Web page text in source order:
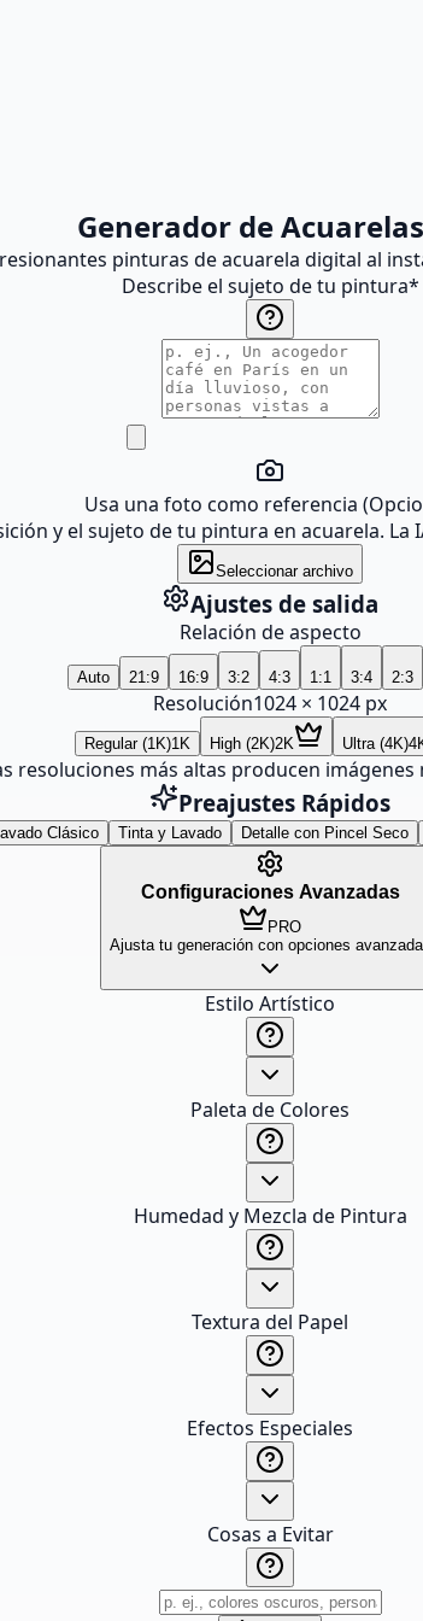
Generador de
pinturas de acuarela digital al
Describe el sujeto de tu pintura*
Usa una foto como referencia
y el sujeto de tu pintura en acuarela.
Seleccionar archivo
Ajustes de salida
Relación de aspecto
Auto 21:9 16:9 3:2 4:3 1:1 3:4 2:3
Resolución1024 × 1024 px
Regular (1K)1K High (2K)2K Ultra (4K)
resoluciones más altas producen imágenes
Preajustes Rápidos
Clásico Tinta y Lavado Detalle con Pincel Seco
Configuraciones Avanzadas
PRO
Ajusta tu generación con opciones
Estilo Artístico
Paleta de Colores
Humedad y Mezcla de Pintura
Textura del Papel
Efectos Especiales
Cosas a Evitar